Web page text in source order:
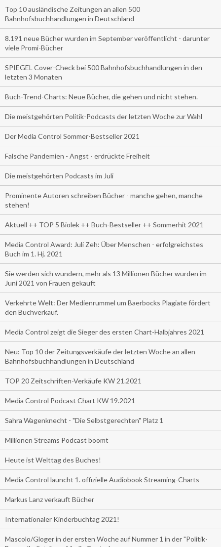
Top 10 ausländische Zeitungen an allen 500
Bahnhofsbuchhandlungen in Deutschland
8.191 neue Bücher wurden im September veröffentlicht - darunter
viele Promi-Bücher
SPIEGEL Cover-Check bei 500 Bahnhofsbuchhandlungen in den
letzten 3 Monaten
Buch-Trend-Charts: Neue Bücher, die gehen und nicht stehen.
Die meistgehörten Politik-Podcasts der letzten Woche zur Wahl
Der Media Control Sommer-Bestseller 2021
Falsche Pandemien - Angst - erdrückte Freiheit
Die meistgehörten Podcasts im Juli
Prominente Autoren schreiben Bücher - manche gehen, manche
stehen!
Aktuell ++ TOP 5 Biolek ++ Buch-Bestseller ++ Sommerhit 2021
Media Control Award: Juli Zeh: Über Menschen - erfolgreichstes
Buch im 1. Hj. 2021
Sie werden sich wundern, mehr als 13 Millionen Bücher wurden im
Juni 2021 von Frauen gekauft
Verkehrte Welt: Der Medienrummel um Baerbocks Plagiate fördert
den Buchverkauf.
Media Control zeigt die Sieger des ersten Chart-Halbjahres 2021
Neu: Top 10 der Zeitungsverkäufe der letzten Woche an allen
Bahnhofsbuchhandlungen in Deutschland
TOP 20 Zeitschriften-Verkäufe KW 21.2021
Media Control Podcast Chart KW 19.2021
Sahra Wagenknecht - "Die Selbstgerechten" Platz 1
Millionen Streams Podcast boomt
Heute ist Welttag des Buches!
Media Control launcht 1. offizielle Audiobook Streaming-Charts
Markus Lanz verkauft Bücher
Internationaler Kinderbuchtag 2021!
Mascolo/Gloger in der ersten Woche auf Nummer 1 in der "Politik-